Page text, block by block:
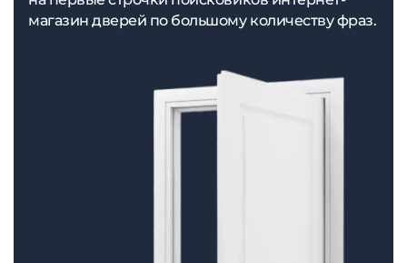
магазин дверей по большому количеству фраз.